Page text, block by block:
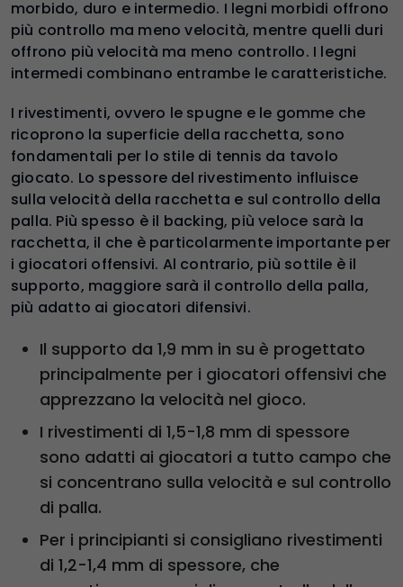
morbido, duro e intermedio. I legni morbidi offrono
più controllo ma meno velocità, mentre quelli duri
offrono più velocità ma meno controllo. I legni
intermedi combinano entrambe le caratteristiche.
I rivestimenti, ovvero le spugne e le gomme che
ricoprono la superficie della racchetta, sono
fondamentali per lo stile di tennis da tavolo
giocato. Lo spessore del rivestimento influisce
sulla velocità della racchetta e sul controllo della
palla. Più spesso è il backing, più veloce sarà la
racchetta, il che è particolarmente importante per
i giocatori offensivi. Al contrario, più sottile è il
supporto, maggiore sarà il controllo della palla,
più adatto ai giocatori difensivi.
Il supporto da 1,9 mm in su è progettato
principalmente per i giocatori offensivi che
apprezzano la velocità nel gioco.
I rivestimenti di 1,5-1,8 mm di spessore
sono adatti ai giocatori a tutto campo che
si concentrano sulla velocità e sul controllo
di palla.
Per i principianti si consigliano rivestimenti
di 1,2-1,4 mm di spessore, che